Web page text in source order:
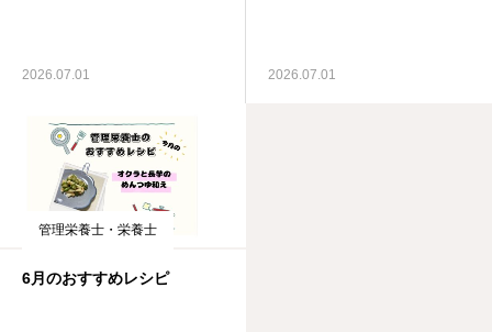
2026.07.01 2026.07.01
管理栄養士・栄養士
6月のおすすめレシピ